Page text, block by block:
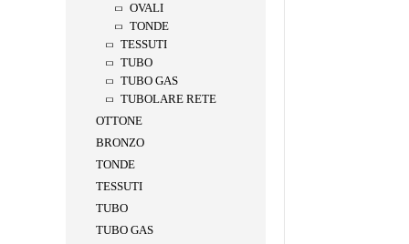
OVALI
TONDE
TESSUTI
TUBO
TUBO GAS
TUBOLARE RETE
OTTONE
BRONZO
TONDE
TESSUTI
TUBO
TUBO GAS